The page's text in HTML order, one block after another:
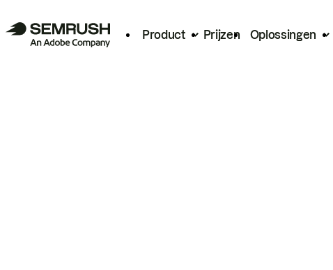
Product Prijzen Oplossingen